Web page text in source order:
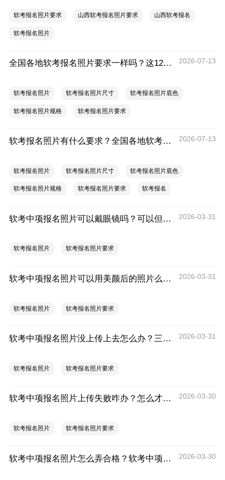
软考报名照片要求 山西软考报名照片要求 山西软考报名
软考报名照片
全国各地软考报名照片要求一样吗？这12地有明确规定 2026-07-13
软考报名照片 软考报名照片尺寸 软考报名照片底色
软考报名照片规格 软考报名照片要求
软考报名照片有什么要求？全国各地软考报名照片要求汇总 2026-07-13
软考报名照片 软考报名照片尺寸 软考报名照片底色
软考报名照片规格 软考报名照片要求 软考报名
软考中项报名照片可以戴眼镜吗？可以但有要求 2026-03-31
软考报名照片 软考报名照片要求
软考中项报名照片可以用美颜后的照片么？不可以！ 2026-03-31
软考报名照片 软考报名照片要求
软考中项报名照片没上传上去怎么办？三步教你如何解决！ 2026-03-31
软考报名照片 软考报名照片要求
软考中项报名照片上传失败咋办？怎么才能上传成功？ 2026-03-30
软考报名照片 软考报名照片要求
软考中项报名照片怎么弄合格？软考中项报名照片合格指南 2026-03-30